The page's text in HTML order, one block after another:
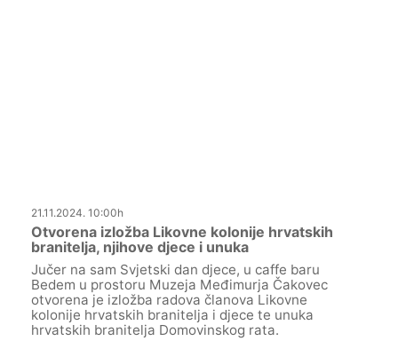
21.11.2024. 10:00h
Otvorena izložba Likovne kolonije hrvatskih
branitelja, njihove djece i unuka
Jučer na sam Svjetski dan djece, u caffe baru
Bedem u prostoru Muzeja Međimurja Čakovec
otvorena je izložba radova članova Likovne
kolonije hrvatskih branitelja i djece te unuka
hrvatskih branitelja Domovinskog rata.